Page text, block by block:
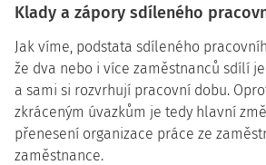
Klady a zápory sdíleného
Jak víme, podstata sdíleného
že dva nebo i více zaměstnanců sdílí
a sami si rozvrhují pracovní dobu.
zkráceným úvazkům je tedy hlavní
přenesení organizace práce ze
zaměstnance.